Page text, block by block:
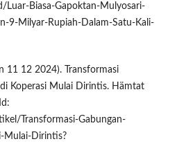
Biasa-Gapoktan-Mulyosari-
9-Milyar-Rupiah-Dalam-Satu-Kali-
11 12 2024). Transformasi
Koperasi Mulai Dirintis. Hämtat
Transformasi-Gabungan-
Mulai-Dirintis?